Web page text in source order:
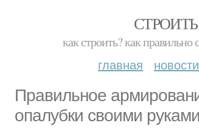
как строить? как правильно
главная новости
Правильное
опалубки своими руками